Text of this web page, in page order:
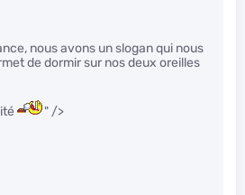
nous avons un slogan qui nous
de dormir sur nos deux oreilles
" />